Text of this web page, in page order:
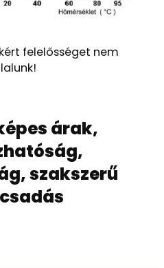
felelősséget nem
árak,
szakszerű